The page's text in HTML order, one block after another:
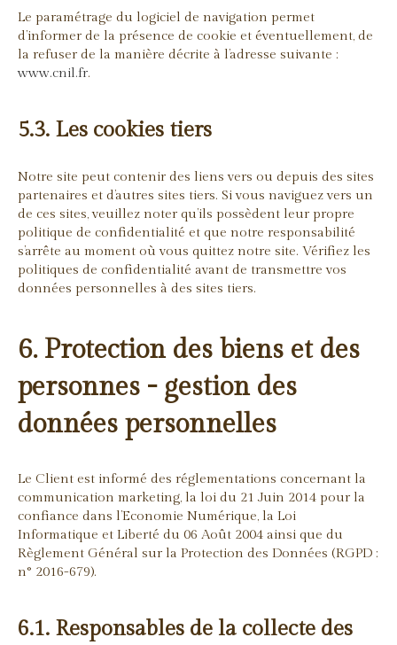
Le paramétrage du logiciel de navigation permet
d’informer de la présence de cookie et éventuellement, de
la refuser de la manière décrite à l’adresse suivante :
www.cnil.fr.
5.3. Les cookies tiers
Notre site peut contenir des liens vers ou depuis des sites
partenaires et d’autres sites tiers. Si vous naviguez vers un
de ces sites, veuillez noter qu’ils possèdent leur propre
politique de confidentialité et que notre responsabilité
s’arrête au moment où vous quittez notre site. Vérifiez les
politiques de confidentialité avant de transmettre vos
données personnelles à des sites tiers.
6. Protection des biens et des
personnes - gestion des
données personnelles
Le Client est informé des réglementations concernant la
communication marketing, la loi du 21 Juin 2014 pour la
confiance dans l’Economie Numérique, la Loi
Informatique et Liberté du 06 Août 2004 ainsi que du
Règlement Général sur la Protection des Données (RGPD :
n° 2016-679).
6.1. Responsables de la collecte des